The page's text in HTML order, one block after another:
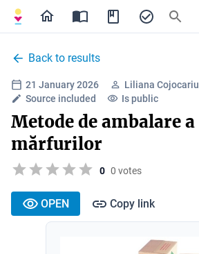
Back to results
21 January 2026
Liliana Cojocariu
Source included
Is public
Metode de ambalare a
mărfurilor
0 0 votes
OPEN Copy link